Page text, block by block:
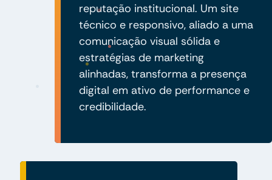
reputação institucional. Um site
técnico e responsivo, aliado a uma
comunicação visual sólida e
estratégias de marketing
alinhadas, transforma a presença
digital em ativo de performance e
credibilidade.